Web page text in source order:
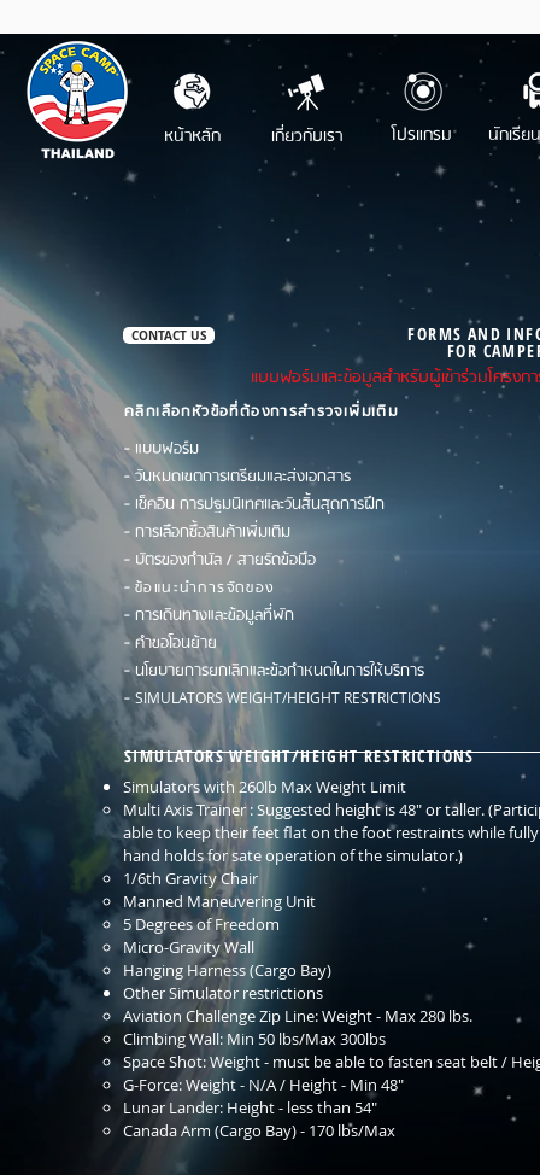
FORMS AND
FOR
แบบฟอร์มและข้อมูลสำหรับผู้เข้าร่วมโครงก
คลิกเลือกหัวข้อที่ต้องการสำรวจเพิ่มเติม
SIMULATORS WEIGHT/HEIGHT RESTRICTIONS
Simulators with 260lb Max Weight Limit
Multi Axis Trainer : Suggested height is 48" or taller.
able to keep their feet flat on the foot restraints while
hand holds for sate operation of the simulator.)
1/6th Gravity Chair
Manned Maneuvering Unit
5 Degrees of Freedom
Micro-Gravity Wall
Hanging Harness (Cargo Bay)
Other Simulator restrictions
Aviation Challenge Zip Line: Weight - Max 280 lbs.
Climbing Wall: Min 50 lbs/Max 300lbs
Space Shot: Weight - must be able to fasten seat belt /
G-Force: Weight - N/A / Height - Min 48"
Lunar Lander: Height - less than 54"
Canada Arm (Cargo Bay) - 170 lbs/Max
CONTACT US
-แบบฟอร์ม
-วันหมดเขตการเตรียมและส่งเอกสาร
- เช็คอิน การปฐมนิเทศและวันสิ้นสุดการฝึก
-การเลือกซื้อสินค้าเพิ่มเติม
- บัตรของกำนัล / สายรัดข้อมือ
-ข้อแนะนำการจัดของ
-การเดินทางและข้อมูลที่พัก
-คำขอโอนย้าย
-นโยบายการยกเลิกและข้อกำหนดในการให้บริการ
- SIMULATORS WEIGHT/HEIGHT RESTRICTIONS
หน้าหลัก เกี่ยวกับเรา โปรแกรม นักเรีย